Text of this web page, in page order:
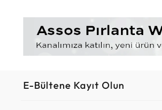
E-Bültene Kayıt Olun